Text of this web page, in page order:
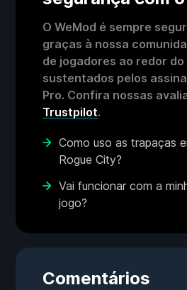
O WeMod é sempre
graças à nossa
de jogadores ao redor do
sustentados pelos
Pro. Confira nossas
Trustpilot.
Como uso as trapaças
Rogue City?
Vai funcionar com a
jogo?
Comentários